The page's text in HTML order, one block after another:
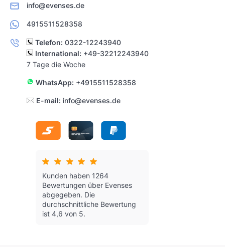
info@evenses.de
4915511528358
Telefon: 0322-12243940
International: +49-32212243940
7 Tage die Woche
WhatsApp: +4915511528358
E-mail: info@evenses.de
Kunden haben 1264
Bewertungen über Evenses
abgegeben. Die
durchschnittliche Bewertung
ist 4,6 von 5.